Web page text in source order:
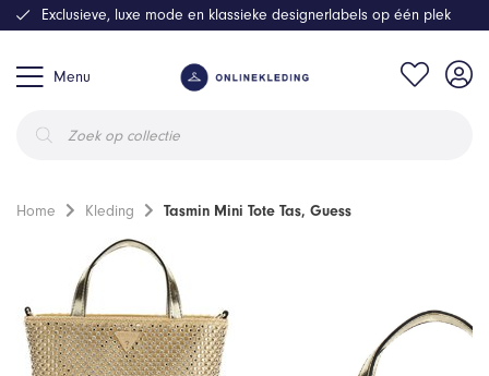
Menu
zoeken
Exclusieve, luxe mode en klassieke designerlabels op één plek
Home Kleding Tasmin Mini Tote Tas, Guess